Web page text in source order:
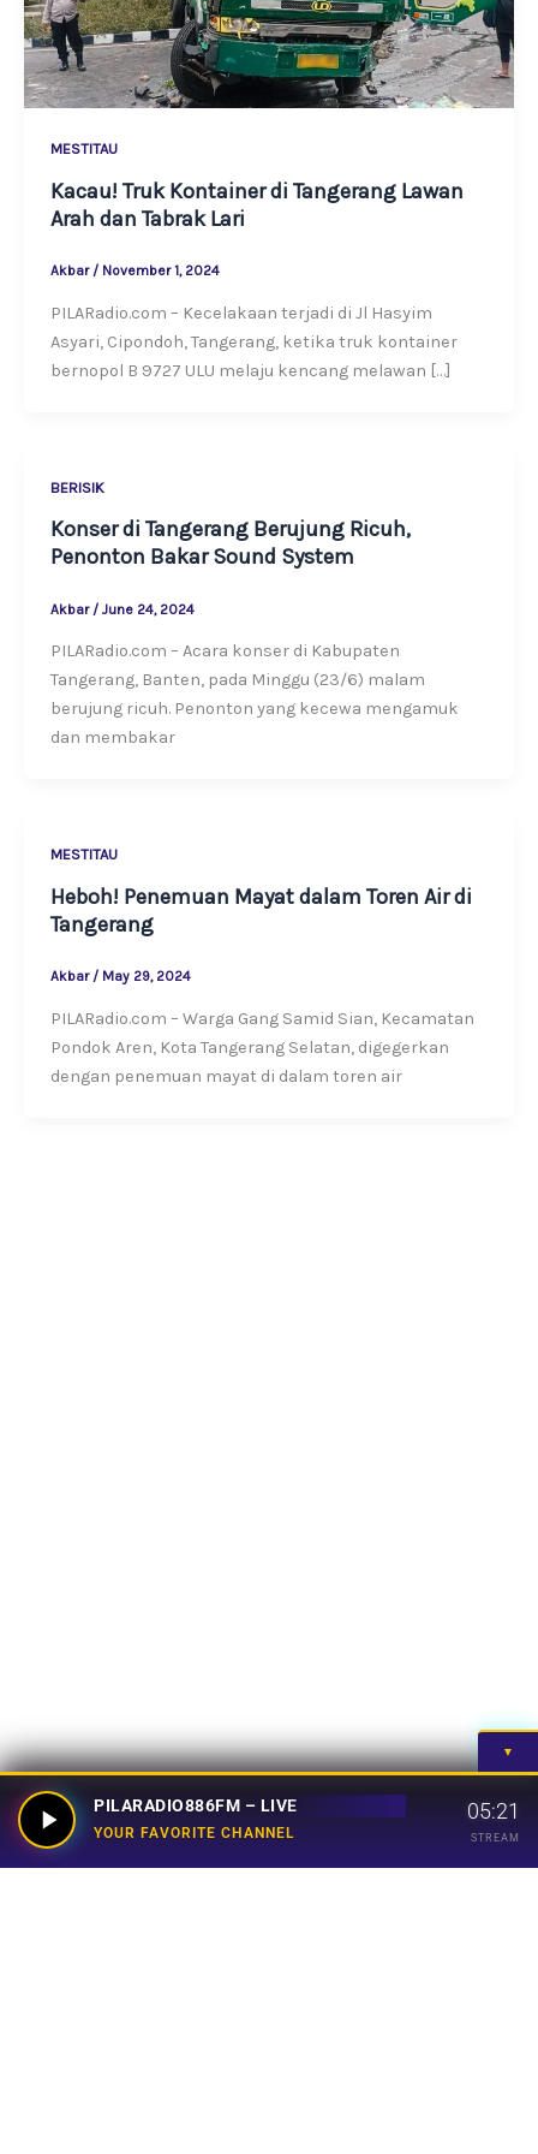
MESTITAU
Kacau! Truk Kontainer di Tangerang Lawan
Arah dan Tabrak Lari
Akbar / November 1, 2024
PILARadio.com – Kecelakaan terjadi di Jl Hasyim
Asyari, Cipondoh, Tangerang, ketika truk kontainer
bernopol B 9727 ULU melaju kencang melawan […]
BERISIK
Konser di Tangerang Berujung Ricuh,
Penonton Bakar Sound System
Akbar / June 24, 2024
PILARadio.com – Acara konser di Kabupaten
Tangerang, Banten, pada Minggu (23/6) malam
berujung ricuh. Penonton yang kecewa mengamuk
dan membakar
MESTITAU
Heboh! Penemuan Mayat dalam Toren Air di
Tangerang
Akbar / May 29, 2024
PILARadio.com – Warga Gang Samid Sian, Kecamatan
Pondok Aren, Kota Tangerang Selatan, digegerkan
dengan penemuan mayat di dalam toren air
▼
PILARADIO886FM – LIVE
YOUR FAVORITE CHANNEL
05:21
STREAM